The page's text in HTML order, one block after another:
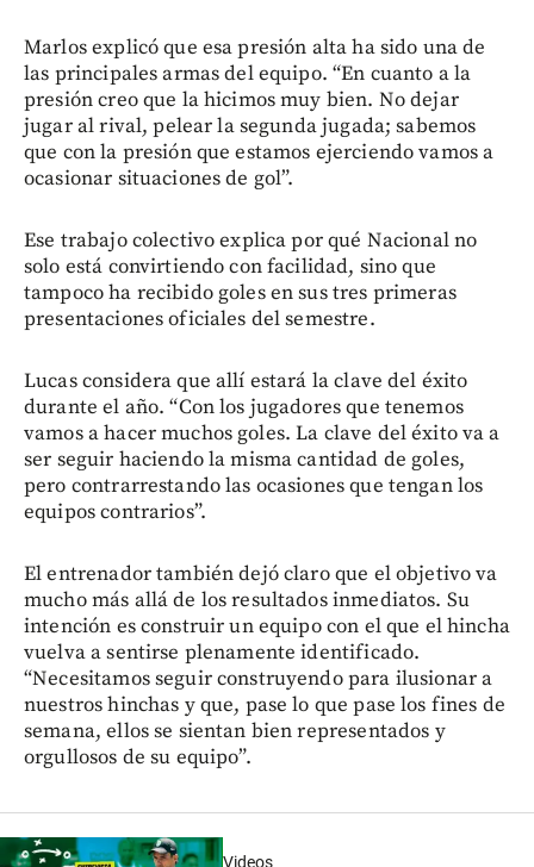
Marlos explicó que esa presión alta ha sido una de
las principales armas del equipo. “En cuanto a la
presión creo que la hicimos muy bien. No dejar
jugar al rival, pelear la segunda jugada; sabemos
que con la presión que estamos ejerciendo vamos a
ocasionar situaciones de gol”.
Ese trabajo colectivo explica por qué Nacional no
solo está convirtiendo con facilidad, sino que
tampoco ha recibido goles en sus tres primeras
presentaciones oficiales del semestre.
Lucas considera que allí estará la clave del éxito
durante el año. “Con los jugadores que tenemos
vamos a hacer muchos goles. La clave del éxito va a
ser seguir haciendo la misma cantidad de goles,
pero contrarrestando las ocasiones que tengan los
equipos contrarios”.
El entrenador también dejó claro que el objetivo va
mucho más allá de los resultados inmediatos. Su
intención es construir un equipo con el que el hincha
vuelva a sentirse plenamente identificado.
“Necesitamos seguir construyendo para ilusionar a
nuestros hinchas y que, pase lo que pase los fines de
semana, ellos se sientan bien representados y
orgullosos de su equipo”.
Videos